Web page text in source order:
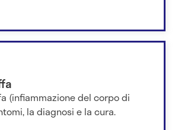
(infiammazione del corpo di
la diagnosi e la cura.